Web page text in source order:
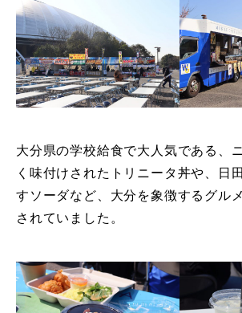
大分県の学校給食で大人気である、
く味付けされたトリニータ丼や、日
すソーダなど、大分を象徴するグル
されていました。